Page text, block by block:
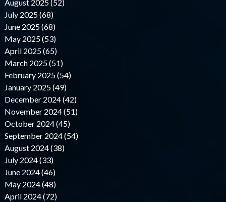
August 2025 (52)
July 2025 (68)
June 2025 (68)
May 2025 (53)
April 2025 (65)
March 2025 (51)
February 2025 (54)
January 2025 (49)
December 2024 (42)
November 2024 (51)
October 2024 (45)
September 2024 (54)
August 2024 (38)
July 2024 (33)
June 2024 (46)
May 2024 (48)
April 2024 (72)